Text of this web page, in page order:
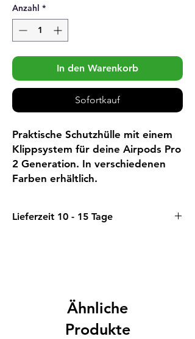
Anzahl *
In den Warenkorb
Sofortkauf
Praktische Schutzhülle mit einem
Klippsystem für deine Airpods Pro
2 Generation. In verschiedenen
Farben erhältlich.
Lieferzeit 10 - 15 Tage
steigt, werden wir die Ware direkt ab
Lager verkaufen & somit eine noch
schnellere Lieferung garantieren.
Ähnliche
Produkte